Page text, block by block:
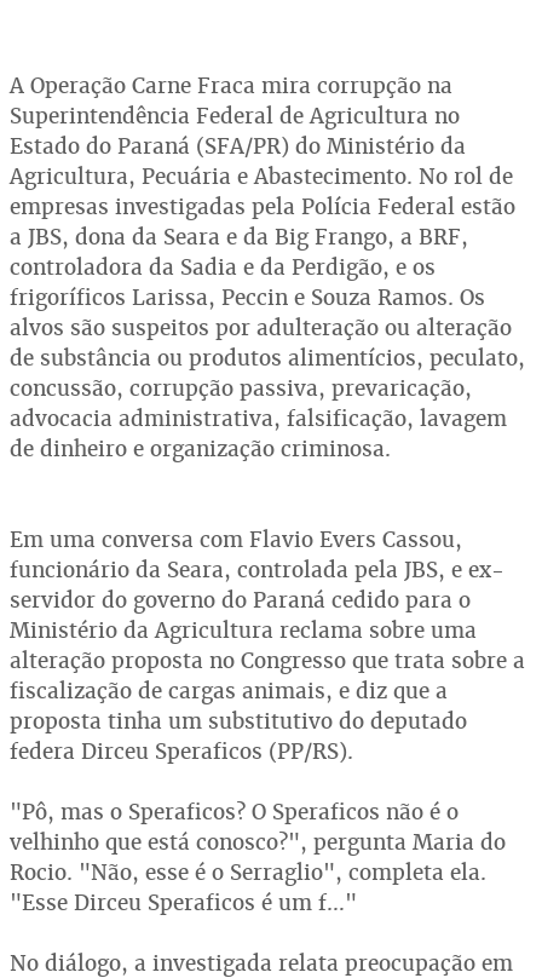
A Operação Carne Fraca mira corrupção na
Superintendência Federal de Agricultura no
Estado do Paraná (SFA/PR) do Ministério da
Agricultura, Pecuária e Abastecimento. No rol de
empresas investigadas pela Polícia Federal estão
a JBS, dona da Seara e da Big Frango, a BRF,
controladora da Sadia e da Perdigão, e os
frigoríficos Larissa, Peccin e Souza Ramos. Os
alvos são suspeitos por adulteração ou alteração
de substância ou produtos alimentícios, peculato,
concussão, corrupção passiva, prevaricação,
advocacia administrativa, falsificação, lavagem
de dinheiro e organização criminosa.
Em uma conversa com Flavio Evers Cassou,
funcionário da Seara, controlada pela JBS, e ex-
servidor do governo do Paraná cedido para o
Ministério da Agricultura reclama sobre uma
alteração proposta no Congresso que trata sobre a
fiscalização de cargas animais, e diz que a
proposta tinha um substitutivo do deputado
federa Dirceu Speraficos (PP/RS).
"Pô, mas o Speraficos? O Speraficos não é o
velhinho que está conosco?", pergunta Maria do
Rocio. "Não, esse é o Serraglio", completa ela.
"Esse Dirceu Speraficos é um f…"
No diálogo, a investigada relata preocupação em